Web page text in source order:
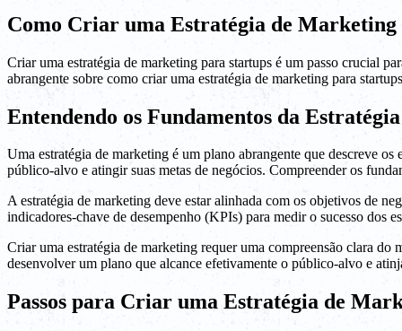
Como Criar uma Estratégia de Marketing
Criar uma estratégia de marketing para startups é um passo crucial
abrangente sobre como criar uma estratégia de marketing para
Entendendo os Fundamentos da
Uma estratégia de marketing é um plano abrangente que descreve
público-alvo e atingir suas metas de negócios. Compreender os
A estratégia de marketing deve estar alinhada com os objetivos de
indicadores-chave de desempenho (KPIs) para medir o sucesso dos
Criar uma estratégia de marketing requer uma compreensão clara
desenvolver um plano que alcance efetivamente o público-alvo e
Passos para Criar uma Estratégia de